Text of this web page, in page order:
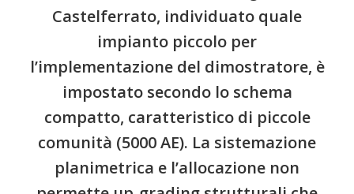
Castelferrato, individuato quale
impianto piccolo per
l’implementazione del dimostratore, è
impostato secondo lo schema
compatto, caratteristico di piccole
comunità (5000 AE). La sistemazione
planimetrica e l’allocazione non